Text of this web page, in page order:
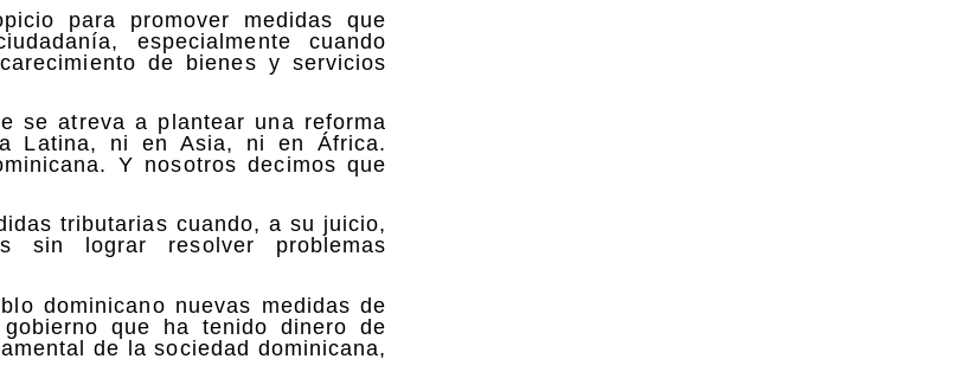
para promover medidas que
especialmente cuando
de bienes y servicios
se atreva a plantear una reforma
Latina, ni en Asia, ni en África.
Y nosotros decimos que
tributarias cuando, a su juicio,
sin lograr resolver problemas
dominicano nuevas medidas de
que ha tenido dinero de
de la sociedad dominicana,